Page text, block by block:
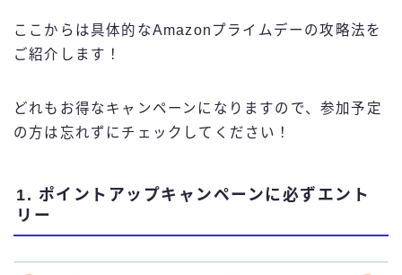
ここからは具体的なAmazonプライムデーの攻略法を
ご紹介します！
どれもお得なキャンペーンになりますので、参加予定
の方は忘れずにチェックしてください！
1. ポイントアップキャンペーンに必ずエント
リー